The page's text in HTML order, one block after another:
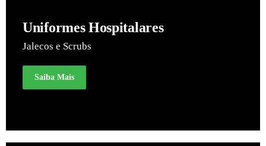
Uniformes Hospitalares
Jalecos e Scrubs
Saiba Mais